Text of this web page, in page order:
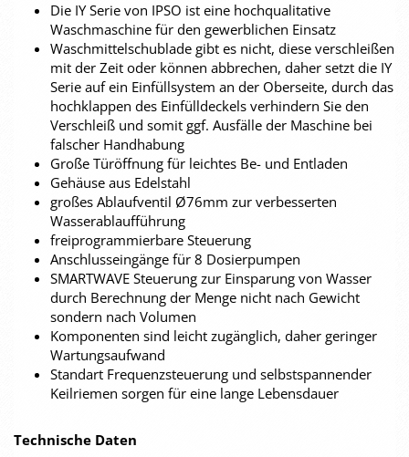
Die IY Serie von IPSO ist eine hochqualitative
Waschmaschine für den gewerblichen Einsatz
Waschmittelschublade gibt es nicht, diese verschleißen
mit der Zeit oder können abbrechen, daher setzt die IY
Serie auf ein Einfüllsystem an der Oberseite, durch das
hochklappen des Einfülldeckels verhindern Sie den
Verschleiß und somit ggf. Ausfälle der Maschine bei
falscher Handhabung
Große Türöffnung für leichtes Be- und Entladen
Gehäuse aus Edelstahl
großes Ablaufventil Ø76mm zur verbesserten
Wasserablaufführung
freiprogrammierbare Steuerung
Anschlusseingänge für 8 Dosierpumpen
SMARTWAVE Steuerung zur Einsparung von Wasser
durch Berechnung der Menge nicht nach Gewicht
sondern nach Volumen
Komponenten sind leicht zugänglich, daher geringer
Wartungsaufwand
Standart Frequenzsteuerung und selbstspannender
Keilriemen sorgen für eine lange Lebensdauer
Technische Daten